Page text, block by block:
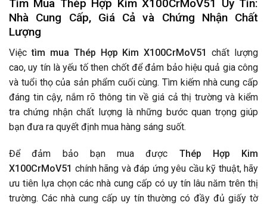
Tìm Mua Thép Hợp Kim X100CrMoV51 Uy Tín:
Nhà Cung Cấp, Giá Cả và Chứng Nhận Chất
Lượng
Việctìm mua Thép Hợp Kim X100CrMoV51 chất lượng
cao, uy tín là yếu tố then chốt để đảm bảo hiệu quả gia công
và tuổi thọ của sản phẩm cuối cùng. Tìm kiếm nhà cung cấp
đáng tin cậy, nắm rõ thông tin về giá cả thị trường và kiểm
tra chứng nhận chất lượng là những bước quan trọng giúp
bạn đưa ra quyết định mua hàng sáng suốt.
Để đảm bảo bạn mua được Thép Hợp Kim
X100CrMoV51 chính hãng và đáp ứng yêu cầu kỹ thuật, hãy
ưu tiên lựa chọn các nhà cung cấp có uy tín lâu năm trên thị
trường. Các nhà cung cấp uy tín thường có đầy đủ giấy tờ